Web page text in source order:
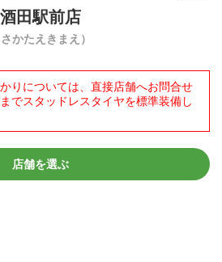
酒田駅前店
さかたえきまえ）
りについては、直接店舗へお問合せ
でスタッドレスタイヤを標準装備し
店舗を選ぶ